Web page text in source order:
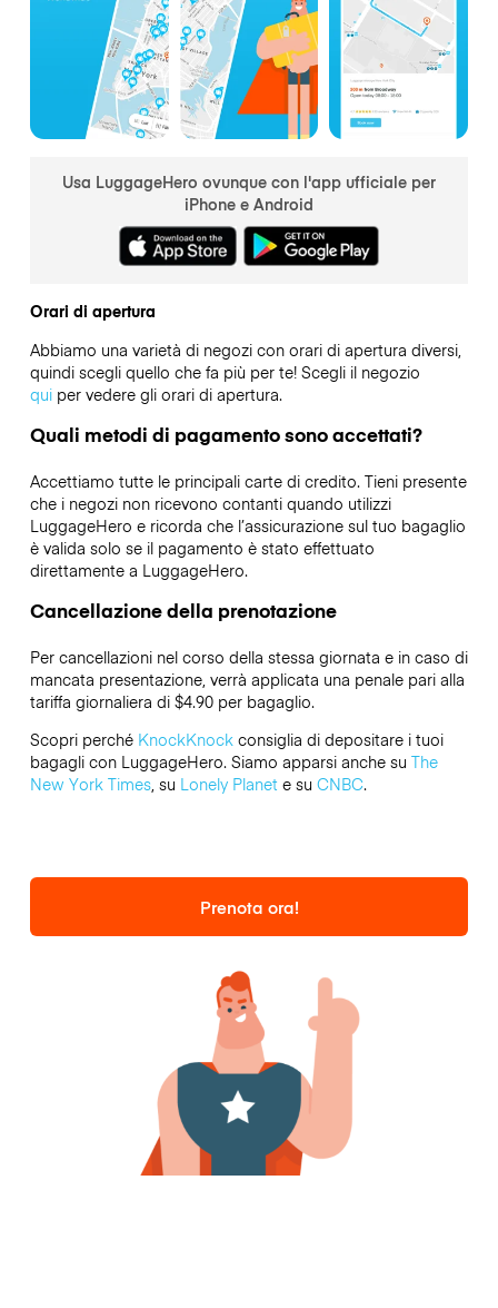
Usa LuggageHero ovunque con l'app ufficiale per
iPhone e Android
Orari di apertura
Abbiamo una varietà di negozi con orari di apertura diversi,
quindi scegli quello che fa più per te! Scegli il negozio
quiper vedere gli orari di apertura.
Quali metodi di pagamento sono accettati?
Accettiamo tutte le principali carte di credito. Tieni presente
che i negozi non ricevono contanti quando utilizzi
LuggageHero e ricorda che l’assicurazione sul tuo bagaglio
è valida solo se il pagamento è stato effettuato
direttamente a LuggageHero.
Cancellazione della prenotazione
Per cancellazioni nel corso della stessa giornata e in caso di
mancata presentazione, verrà applicata una penale pari alla
tariffa giornaliera di $4.90 per bagaglio.
Scopri perché KnockKnockconsiglia di depositare i tuoi
bagagli con LuggageHero. Siamo apparsi anche su The
New York Times, su Lonely Planete su CNBC.
Prenota ora!